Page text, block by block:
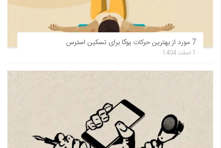
7 مورد از بهترین حرکات یوگا برای تسکین استرس
1 اسفند 1404